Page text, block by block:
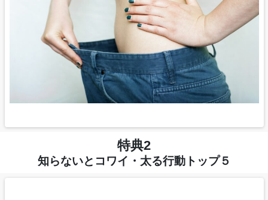
特典2
知らないとコワイ・太る行動トップ５